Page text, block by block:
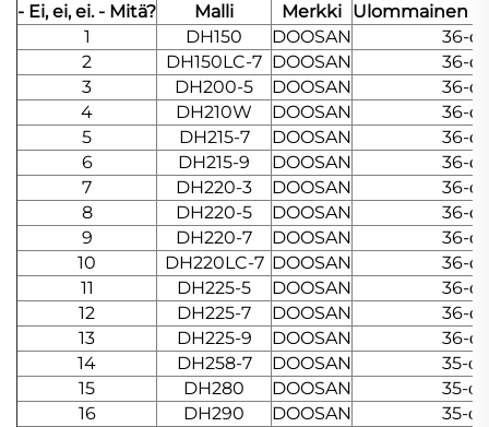
- Ei, ei, ei. - Mitä? Malli Merkki Ulommainen
1
DH150 DOOSAN
36-
2
DH150LC-7 DOOSAN
36-
3
DH200-5 DOOSAN
36-
4
DH210W DOOSAN
36-
5
DH215-7 DOOSAN
36-
6
DH215-9 DOOSAN
36-
7
DH220-3 DOOSAN
36-
8
DH220-5 DOOSAN
36-
9
DH220-7 DOOSAN
36-
10
DH220LC-7 DOOSAN
36-
11
DH225-5 DOOSAN
36-
12
DH225-7 DOOSAN
36-
13
DH225-9 DOOSAN
36-
14
DH258-7 DOOSAN
35-
15
DH280 DOOSAN
35-
16
DH290 DOOSAN
35-